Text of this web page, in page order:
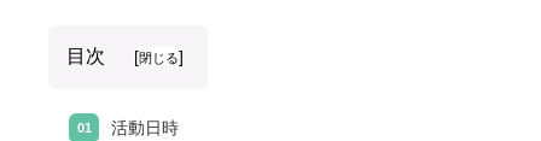
目次 [閉じる]
活動日時